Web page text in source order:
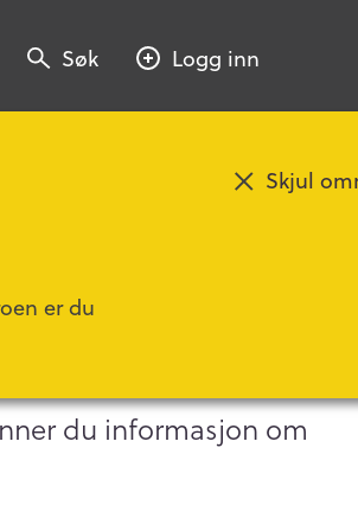
er du
Skjul
Søk
Søk Søk Logg inn
du informasjon om